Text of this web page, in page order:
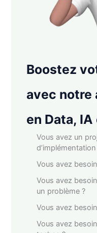
Boostez
avec notre
en Data,
Vous avez un
d’implémentation
Vous avez
Vous avez
un problème ?
Vous avez
Vous avez